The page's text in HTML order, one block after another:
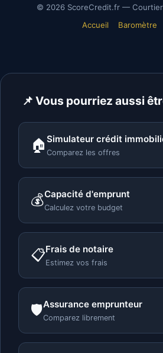
© 2026 ScoreCredit.fr —
Accueil
Baromètre
📌 Vous pourriez aussi
🏠 Simulateur crédit
Comparez les offres
💰Capacité d'emprunt
Calculez votre budget
📋Frais de notaire
Estimez vos frais
🛡️Assurance emprunteur
Comparez librement